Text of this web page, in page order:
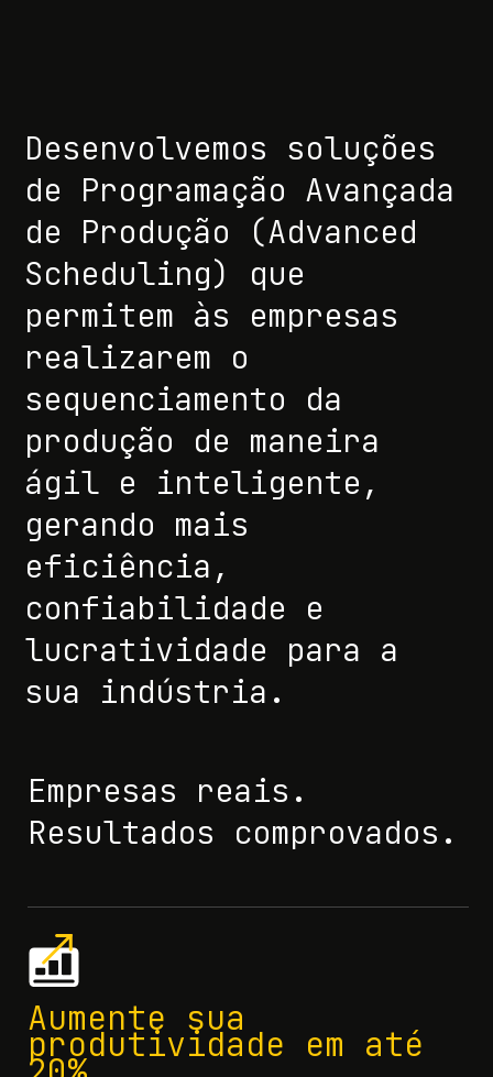
Desenvolvemos soluções
de Programação Avançada
de Produção (Advanced
Scheduling) que
permitem às empresas
realizarem o
sequenciamento da
produção de maneira
ágil e inteligente,
gerando mais
eficiência,
confiabilidade e
lucratividade para a
sua indústria.
Empresas reais.
Resultados comprovados.
Aumente sua
produtividade em até